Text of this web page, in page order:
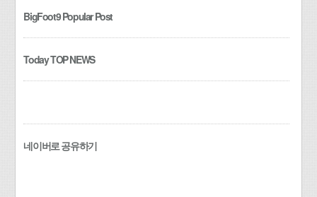
BigFoot9 Popular Post
Today TOP NEWS
네이버로 공유하기